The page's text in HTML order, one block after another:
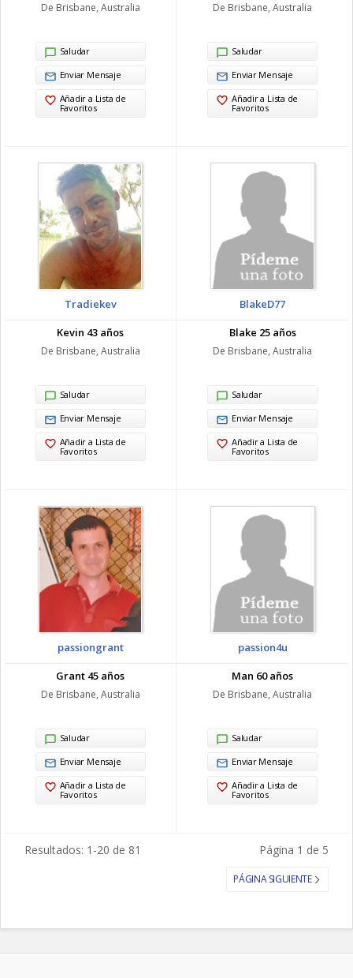
De Brisbane, Australia
Saludar
Enviar Mensaje
Añadir a Lista de
Favoritos
De Brisbane, Australia
Saludar
Enviar Mensaje
Añadir a Lista de
Favoritos
Tradiekev
Kevin 43 años
De Brisbane, Australia
Saludar
Enviar Mensaje
Añadir a Lista de
Favoritos
BlakeD77
Blake 25 años
De Brisbane, Australia
Saludar
Enviar Mensaje
Añadir a Lista de
Favoritos
passiongrant
Grant 45 años
De Brisbane, Australia
Saludar
Enviar Mensaje
Añadir a Lista de
Favoritos
passion4u
Man 60 años
De Brisbane, Australia
Saludar
Enviar Mensaje
Añadir a Lista de
Favoritos
Página 1 de 5
PÁGINA SIGUIENTE
Resultados: 1-20 de 81